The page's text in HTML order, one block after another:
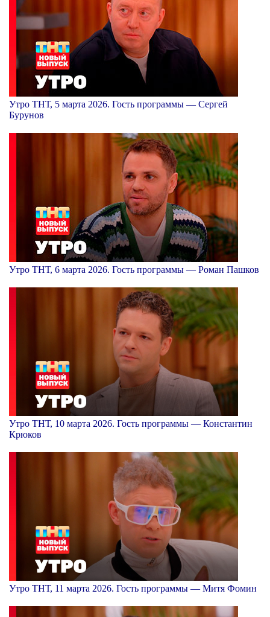
Утро ТНТ, 5 марта 2026. Гость программы — Сергей
Бурунов
Утро ТНТ, 6 марта 2026. Гость программы — Роман Пашков
Утро ТНТ, 10 марта 2026. Гость программы — Константин
Крюков
Утро ТНТ, 11 марта 2026. Гость программы — Митя Фомин